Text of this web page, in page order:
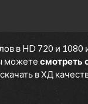
в HD 720 и
можете смотреть
в ХД